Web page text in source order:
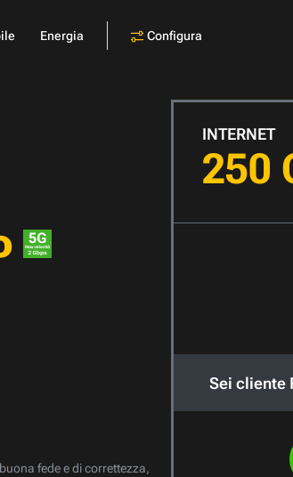
Energia Configura
INTERNET
250
Sei cliente
fede e di correttezza,